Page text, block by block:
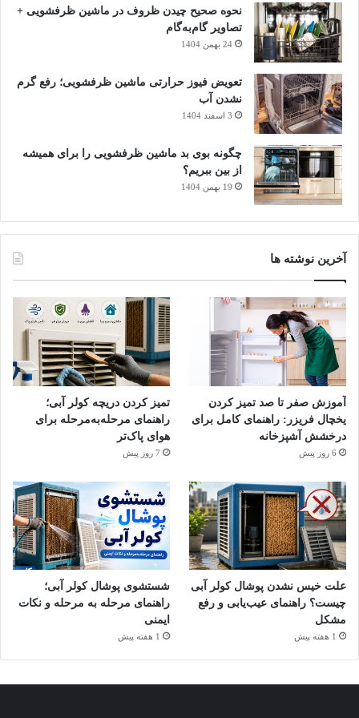
۴. تعویض یا تمیزکردن آند
اگر مخزن آبگرمکن از جنس فولاد است، این روش بیشتر توصیه
می‌شود. آند فداشونده بخشی از آبگرمکن است که مانع خوردگی
مخزن را تخلیه و برق/گاز را قطع کنید؛
آند را در بخش بالای مخزن پیدا و با آچار باز کنید؛
اگر کمتر از نصف اولیه آند باقی مانده یا دچار خوردگی شدید
است، آن را عوض کنید؛
آند جدید را نصب کنید و مخزن را مجدداً پر و راه‌اندازی کنید.
۵. رسوب‌زدایی عناصر حرارتی
عناصر گرمایشی آبگرمکن‌های برقی هم در معرض رسوب‌گرفتگی
هستند. برای رسوب‌زدایی این بخش‌ها در آن‌ها باید مراحل زیر را
برق را از تابلو قطع کنید؛
تخلیه آب مخزن آبگرمکنرا تا زیر سطح عنصر حرارتی انجام
دهید؛
عناصر را در محلول سرکه یا اسید سیتریک بگذارید؛
رسوب‌ها را از عناصر پاک کنید و اگر لازم است، آن‌ها را تعویض
کنید؛
نحوه صحیح چیدن ظروف در ماشین ظرفشویی +
تصاویر گام‌به‌گام
24 بهمن 1404
تعویض فیوز حرارتی ماشین ظرفشویی؛ رفع گرم
نشدن آب
3 اسفند 1404
چگونه بوی بد ماشین ظرفشویی را برای همیشه
از بین ببریم؟
19 بهمن 1404
آخرین نوشته ها
آموزش صفر تا صد تمیز کردن
یخچال فریزر: راهنمای کامل برای
درخشش آشپزخانه
6 روز پیش
تمیز کردن دریچه کولر آبی؛
راهنمای مرحله‌به‌مرحله برای
هوای پاک‌تر
7 روز پیش
علت خیس نشدن پوشال کولر آبی
چیست؟ راهنمای عیب‌یابی و رفع
مشکل
1 هفته پیش
شستشوی پوشال کولر آبی؛
راهنمای مرحله به مرحله و نکات
ایمنی
1 هفته پیش